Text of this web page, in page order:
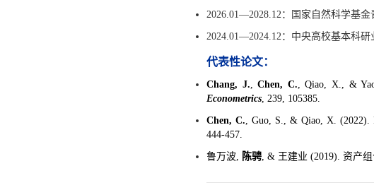
2026.01—2028.12：国家自然科学基
2024.01—2024.12：中央高校基本科
代表性论文：
Chang, J.,Chen, C., Qiao, X., &
Econometrics, 239, 105385.
Chen, C., Guo, S., & Qiao, X. (2022).
444-457.
鲁万波, 陈骋, & 王建业 (2019). 资产